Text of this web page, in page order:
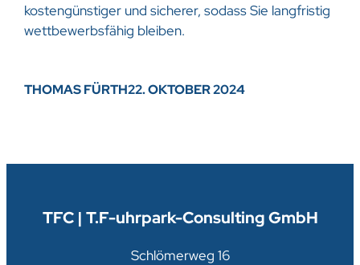
kostengünstiger und sicherer, sodass Sie langfristig
wettbewerbsfähig bleiben.
THOMAS FÜRTH22. OKTOBER 2024
TFC | T.F-uhrpark-Consulting GmbH
Schlömerweg 16